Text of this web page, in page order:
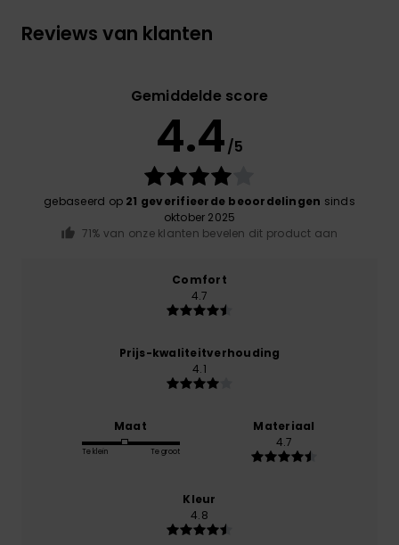
Reviews van klanten
Gemiddelde score
4.4/5
gebaseerd op 21 geverifieerde beoordelingen sinds
oktober 2025
71% van onze klanten bevelen dit product aan
Comfort
4.7
Prijs-kwaliteitverhouding
4.1
Maat
Te klein Te groot
Materiaal
4.7
Kleur
4.8